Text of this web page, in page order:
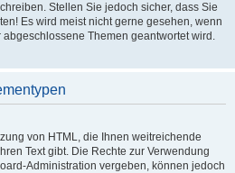
Stellen Sie jedoch sicher, dass Sie
Es wird meist nicht gerne gesehen, wenn
Themen geantwortet wird.
von HTML, die Ihnen weitreichende
Text gibt. Die Rechte zur Verwendung
Administration vergeben, können jedoch